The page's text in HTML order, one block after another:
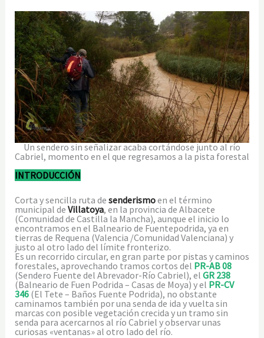
Un sendero sin señalizar acaba cortándose junto al río
Cabriel, momento en el que regresamos a la pista forestal
INTRODUCCIÓN
Corta y sencilla ruta de senderismoen el término
municipal de Villatoya, en la provincia de Albacete
(Comunidad de Castilla la Mancha), aunque el inicio lo
encontramos en el Balneario de Fuentepodrida, ya en
tierras de Requena (Valencia /Comunidad Valenciana) y
justo al otro lado del límite fronterizo.
Es un recorrido circular, en gran parte por pistas y caminos
forestales, aprovechando tramos cortos del PR-AB 08
(Sendero Fuente del Abrevador-Río Cabriel), el GR 238
(Balneario de Fuen Podrida – Casas de Moya) y el PR-CV
346(El Tete – Baños Fuente Podrida), no obstante
caminamos también por una senda de ida y vuelta sin
marcas con posible vegetación crecida y un tramo sin
senda para acercarnos al río Cabriel y observar unas
curiosas «ventanas» al otro lado del río.